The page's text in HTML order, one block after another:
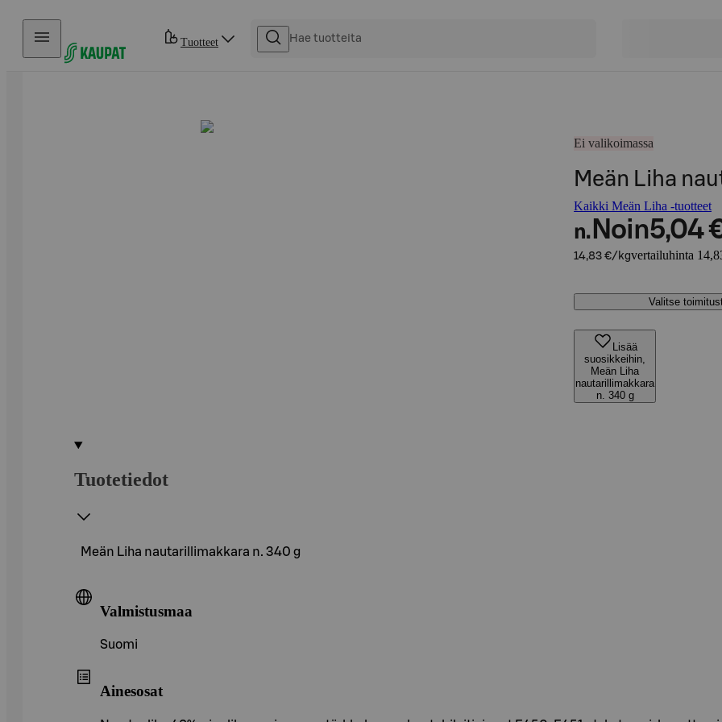
Hyppää sisältöön
Tuotteet
Ei valikoimassa
Meän Liha
Kaikki Meän Liha -tuotteet
n. Noin5,04
14,83 €/kgvertailuhinta
Valitse
Lisää
suosikkeihin,
Meän Liha
nautarillimakkara
n. 340 g
Tuotetiedot
Meän Liha nautarillimakkara n. 340 g
Valmistusmaa
Suomi
Ainesosat